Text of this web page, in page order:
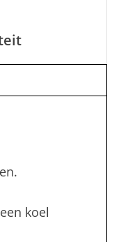
koel